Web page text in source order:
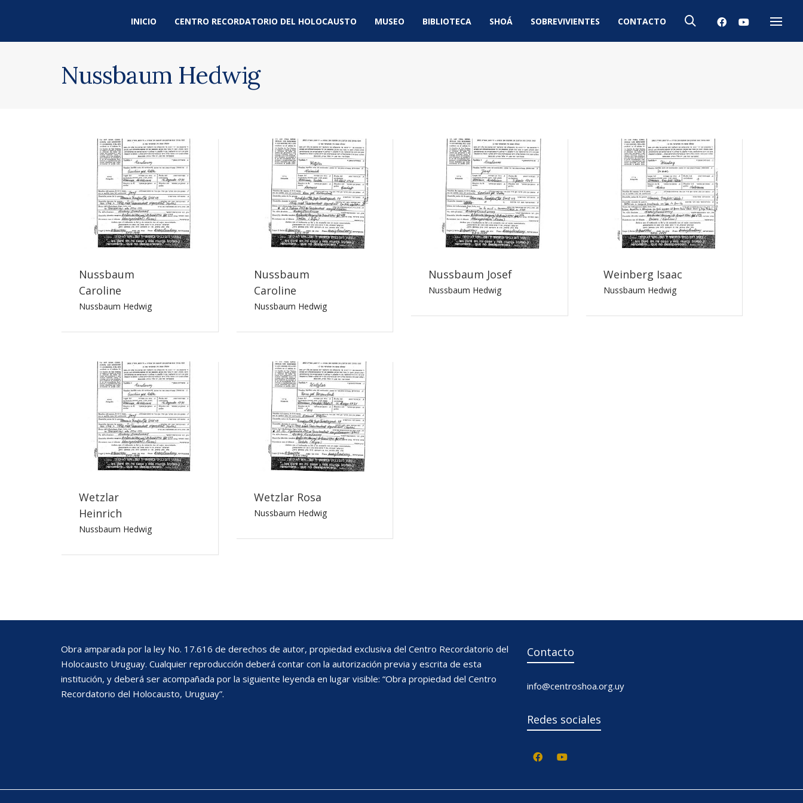
INICIO CENTRO RECORDATORIO DEL HOLOCAUSTO MUSEO BIBLIOTECA SHOÁ SOBREVIVIENTES CONTACTO
Menú
Nussbaum Hedwig
Nussbaum
Caroline
Nussbaum Hedwig
Nussbaum
Caroline
Nussbaum Hedwig
Nussbaum Josef
Nussbaum Hedwig
Weinberg Isaac
Nussbaum Hedwig
Wetzlar
Heinrich
Nussbaum Hedwig
Wetzlar Rosa
Nussbaum Hedwig
Obra amparada por la ley No. 17.616 de derechos de autor, propiedad exclusiva del Centro Recordatorio del
Holocausto Uruguay. Cualquier reproducción deberá contar con la autorización previa y escrita de esta
institución, y deberá ser acompañada por la siguiente leyenda en lugar visible: “Obra propiedad del Centro
Recordatorio del Holocausto, Uruguay”.
Contacto
info@centroshoa.org.uy
Redes sociales